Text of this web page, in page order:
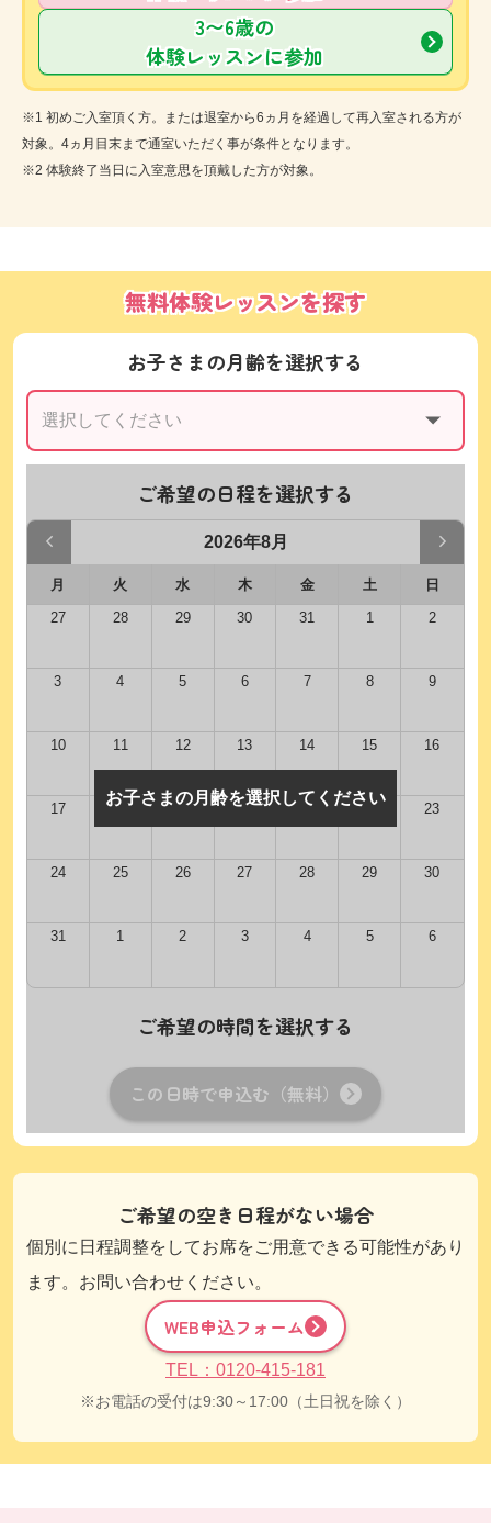
3〜6歳の
体験レッスンに参加
※1 初めご入室頂く方。または退室から6ヵ月を経過して再入室される方が
対象。4ヵ月目末まで通室いただく事が条件となります。
※2 体験終了当日に入室意思を頂戴した方が対象。
無料体験レッスンを探す
お子さまの月齢を選択する
ご希望の日程を選択する
2026年8月
月 火 水 木 金 土
日
27
28 29 30 31 1 2
3 4 5 6 7 8 9
10 11 12 13 14 15 16
17 18 19 20 21 22 23
24 25 26 27 28 29 30
31 1 2 3 4 5 6
ご希望の時間を選択する
この日時で申込む（無料）
お子さまの月齢を選択してください
ご希望の空き日程がない場合
個別に日程調整をしてお席をご用意できる可能性があり
ます。お問い合わせください。
WEB申込フォーム
TEL：0120-415-181
お電話の受付は9:30～17:00（土日祝を除く）